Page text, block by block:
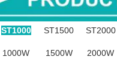
ST1000 ST1500 ST2000
1000W 1500W 2000W